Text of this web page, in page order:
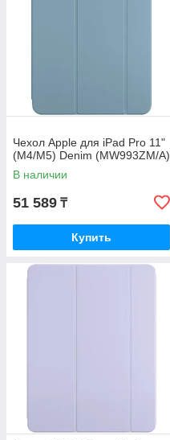
Чехол Apple для iPad Pro 11"
(M4/M5) Denim (MW993ZM/A)
В наличии
51 589 ₸
Купить